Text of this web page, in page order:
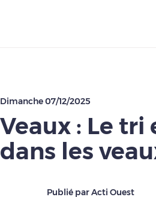
Dimanche 07/12/2025
Veaux : Le tri
dans les
Publié par Acti Ouest